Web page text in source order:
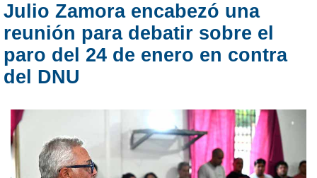
Julio Zamora encabezó una
reunión para debatir sobre el
paro del 24 de enero en contra
del DNU